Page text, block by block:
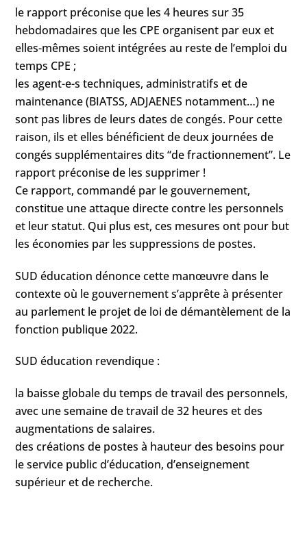
le rapport préconise que les 4 heures sur 35
hebdomadaires que les CPE organisent par eux et
elles-mêmes soient intégrées au reste de l’emploi du
temps CPE ;
les agent-e-s techniques, administratifs et de
maintenance (BIATSS, ADJAENES notamment…) ne
sont pas libres de leurs dates de congés. Pour cette
raison, ils et elles bénéficient de deux journées de
congés supplémentaires dits “de fractionnement”. Le
rapport préconise de les supprimer !
Ce rapport, commandé par le gouvernement,
constitue une attaque directe contre les personnels
et leur statut. Qui plus est, ces mesures ont pour but
les économies par les suppressions de postes.
SUD éducation dénonce cette manœuvre dans le
contexte où le gouvernement s’apprête à présenter
au parlement le projet de loi de démantèlement de la
fonction publique 2022.
SUD éducation revendique :
la baisse globale du temps de travail des personnels,
avec une semaine de travail de 32 heures et des
augmentations de salaires.
des créations de postes à hauteur des besoins pour
le service public d’éducation, d’enseignement
supérieur et de recherche.